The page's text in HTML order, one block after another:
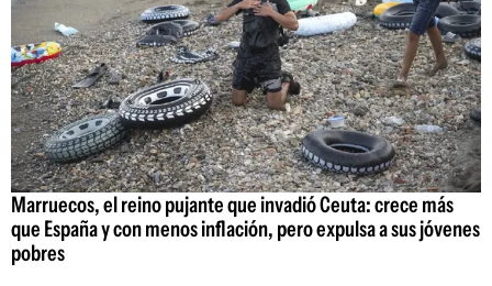
Marruecos, el reino pujante que invadió Ceuta: crece más
que España y con menos inflación, pero expulsa a sus jóvenes
pobres